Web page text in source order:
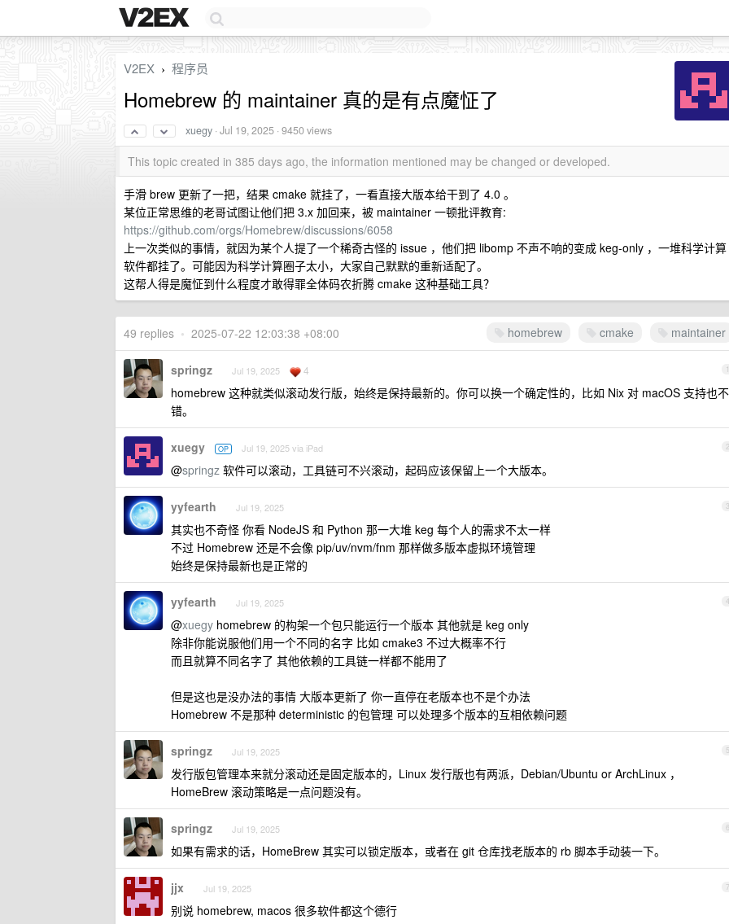
V2EX › 程序员
Homebrew 的 maintainer 真的是有点魔怔了
xuegy ·Jul 19, 2025 · 9450 views
This topic created in 385 days ago, the information mentioned may be changed or developed.
手滑 brew 更新了一把，结果 cmake 就挂了，一看直接大版本给干到了 4.0 。
某位正常思维的老哥试图让他们把 3.x 加回来，被 maintainer 一顿批评教育:
https://github.com/orgs/Homebrew/discussions/6058
上一次类似的事情，就因为某个人提了一个稀奇古怪的 issue ，他们把 libomp 不声不响的变成 keg-only ，一堆科学计算
软件都挂了。可能因为科学计算圈子太小，大家自己默默的重新适配了。
这帮人得是魔怔到什么程度才敢得罪全体码农折腾 cmake 这种基础工具？
homebrew cmake maintainer
49 replies • 2025-07-22 12:03:38 +08:00
1
springz Jul 19, 2025 4
homebrew 这种就类似滚动发行版，始终是保持最新的。你可以换一个确定性的，比如 Nix 对 macOS 支持也不
错。
2
xuegy OP Jul 19, 2025 via iPad
@springz 软件可以滚动，工具链可不兴滚动，起码应该保留上一个大版本。
3
yyfearth Jul 19, 2025
其实也不奇怪 你看 NodeJS 和 Python 那一大堆 keg 每个人的需求不太一样
不过 Homebrew 还是不会像 pip/uv/nvm/fnm 那样做多版本虚拟环境管理
始终是保持最新也是正常的
4
yyfearth Jul 19, 2025
@xuegy homebrew 的构架一个包只能运行一个版本 其他就是 keg only
除非你能说服他们用一个不同的名字 比如 cmake3 不过大概率不行
而且就算不同名字了 其他依赖的工具链一样都不能用了
但是这也是没办法的事情 大版本更新了 你一直停在老版本也不是个办法
Homebrew 不是那种 deterministic 的包管理 可以处理多个版本的互相依赖问题
5
springz Jul 19, 2025
发行版包管理本来就分滚动还是固定版本的，Linux 发行版也有两派，Debian/Ubuntu or ArchLinux ，
HomeBrew 滚动策略是一点问题没有。
6
springz Jul 19, 2025
如果有需求的话，HomeBrew 其实可以锁定版本，或者在 git 仓库找老版本的 rb 脚本手动装一下。
7
jjx Jul 19, 2025
别说 homebrew, macos 很多软件都这个德行